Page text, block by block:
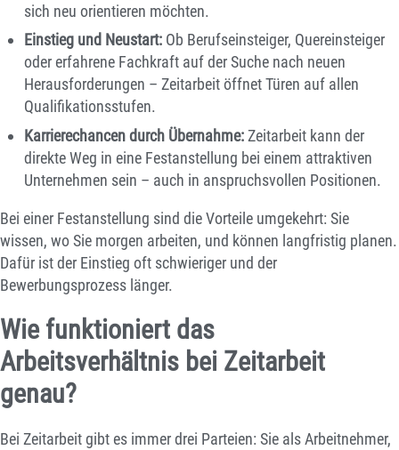
sich neu orientieren möchten.
Einstieg und Neustart: Ob Berufseinsteiger, Quereinsteiger
oder erfahrene Fachkraft auf der Suche nach neuen
Herausforderungen – Zeitarbeit öffnet Türen auf allen
Qualifikationsstufen.
Karrierechancen durch Übernahme:Zeitarbeit kann der
direkte Weg in eine Festanstellung bei einem attraktiven
Unternehmen sein – auch in anspruchsvollen Positionen.
Bei einer Festanstellung sind die Vorteile umgekehrt: Sie
wissen, wo Sie morgen arbeiten, und können langfristig planen.
Dafür ist der Einstieg oft schwieriger und der
Bewerbungsprozess länger.
Wie funktioniert das
Arbeitsverhältnis bei Zeitarbeit
genau?
Bei Zeitarbeit gibt es immer drei Parteien: Sie als Arbeitnehmer,